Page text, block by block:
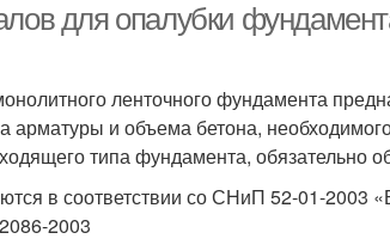
для опалубки
ленточного фундамента
арматуры и объема бетона,
типа фундамента, обязательно
в соответствии со СНиП 52-01-2003
2003